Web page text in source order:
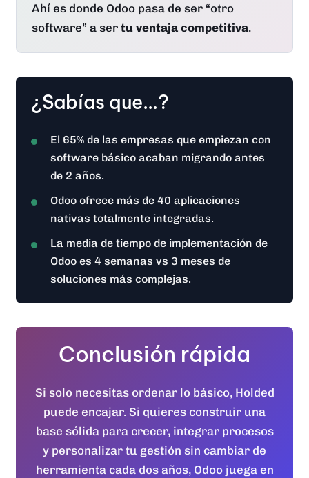
Ahí es donde Odoo pasa de ser “otro
software” a sertu ventaja competitiva.
¿Sabías que...?
El 65% de las empresas que empiezan con
software básico acaban migrando antes
de 2 años.
Odoo ofrece más de 40 aplicaciones
nativas totalmente integradas.
La media de tiempo de implementación de
Odoo es 4 semanas vs 3 meses de
soluciones más complejas.
Conclusión rápida
Si solo necesitas ordenar lo básico, Holded
puede encajar. Si quieres construir una
base sólida para crecer, integrar procesos
y personalizar tu gestión sin cambiar de
herramienta cada dos años, Odoo juega en